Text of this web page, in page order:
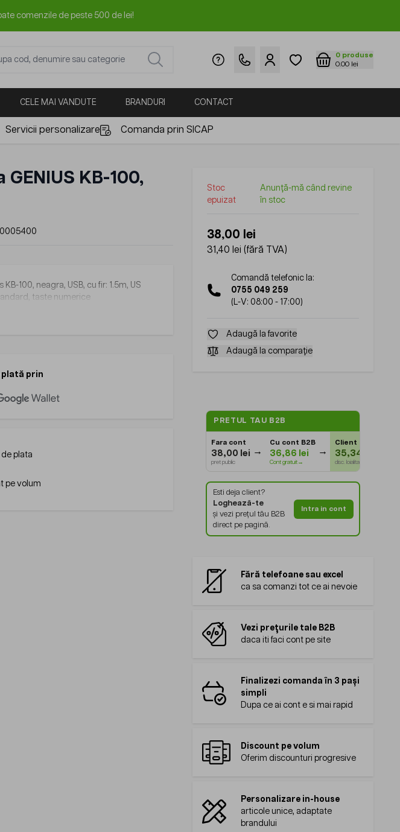
comenzile de peste 500 de lei!
0 produse
0.00 lei
CELE MAI VANDUTE BRANDURI CONTACT
Servicii personalizare Comanda prin SICAP
KB-100,
KB-100, neagra, USB, cu fir: 1.5m, US
taste numerice
Stoc
epuizat
Anunță-mă când revine
în stoc
38,00 lei
31,40 lei (fără TVA)
Comandă telefonic la:
0755 049 259
(L-V: 08:00 - 17:00)
Adaugă la favorite
Adaugă la comparație
PRETUL TAU B2B
Fara cont
38,00 lei
pret public
Cu cont B2B
36,86 lei
Cont gratuit→
Client Gold
35,34 lei
disc. loialitate
Esti deja client?
Loghează-te
și vezi prețul tău B2B
direct pe pagină.
Intra in cont
Fără telefoane sau excel
ca sa comanzi tot ce ai nevoie
Vezi prețurile tale B2B
daca iti faci cont pe site
Finalizezi comanda în 3 pași
simpli
Dupa ce ai cont e si mai rapid
Discount pe volum
Oferim discounturi progresive
Personalizare in-house
articole unice, adaptate
brandului
plată prin
de plata
pe volum